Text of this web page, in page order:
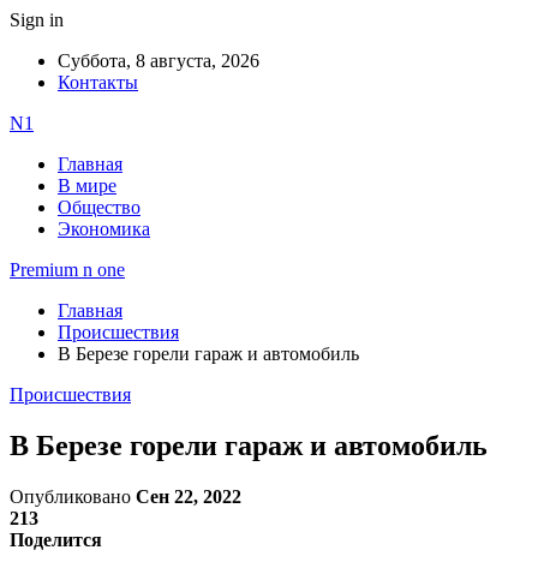
Sign in
Суббота, 8 августа, 2026
Контакты
N1
Главная
В мире
Общество
Экономика
Premium n one
Главная
Происшествия
В Березе горели гараж и автомобиль
Происшествия
В Березе горели гараж и автомобиль
Опубликовано Сен 22, 2022
213
Поделится